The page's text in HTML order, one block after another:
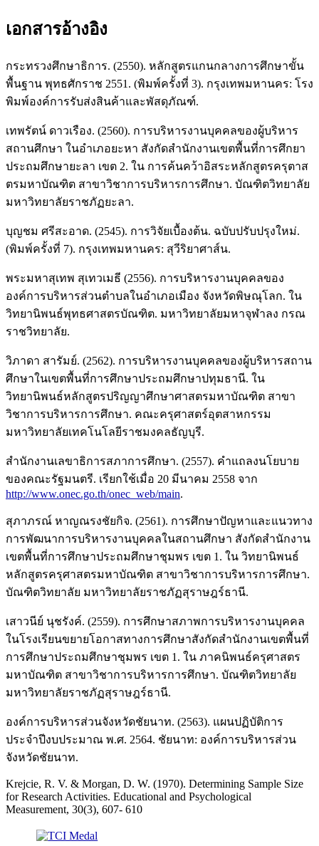
เอกสารอ้างอิง
กระทรวงศึกษาธิการ. (2550). หลักสูตรแกนกลางการศึกษาขั้น
พื้นฐาน พุทธศักราช 2551. (พิมพ์ครั้งที่ 3). กรุงเทพมหานคร: โรง
พิมพ์องค์การรับส่งสินค้าและพัสดุภัณฑ์.
เทพรัตน์ ดาวเรือง. (2560). การบริหารงานบุคคลของผู้บริหาร
สถานศึกษา ในอําเภอยะหา สังกัดสำนักงานเขตพื้นที่การศึกยา
ประถมศึกษายะลา เขต 2. ใน การค้นคว้าอิสระหลักสูตรครุตาส
ตรมหาบัณฑิต สาขาวิชาการบริหารการศึกษา. บัณฑิตวิทยาลัย
มหาวิทยาลัยราชภัฏยะลา.
บุญชม ศรีสะอาด. (2545). การวิจัยเบื้องต้น. ฉบับปรับปรุงใหม่.
(พิมพ์ครั้งที่ 7). กรุงเทพมหานคร: สุวีริยาศาส์น.
พระมหาสุเทพ สุเทวเมธี (2556). การบริหารงานบุคคลของ
องค์การบริหารส่วนตําบลในอําเภอเมือง จังหวัดพิษณุโลก. ใน
วิทยานิพนธ์พุทธศาสตรบัณฑิต. มหาวิทยาลัยมหาจุฬาลง กรณ
ราชวิทยาลัย.
วิภาดา สารัมย์. (2562). การบริหารงานบุคคลของผู้บริหารสถาน
ศึกษาในเขตพื้นที่การศึกษาประถมศึกษาปทุมธานี. ใน
วิทยานิพนธ์หลักสูตรปริญญาศึกษาศาสตรมหาบัณฑิต สาขา
วิชาการบริหารการศึกษา. คณะครุศาสตร์อุตสาหกรรม
มหาวิทยาลัยเทคโนโลยีราชมงคลธัญบุรี.
สำนักงานเลขาธิการสภาการศึกษา. (2557). คําแถลงนโยบาย
ของคณะรัฐมนตรี. เรียกใช้เมื่อ 20 มีนาคม 2558 จาก
http://www.onec.go.th/onec_web/main.
สุภาภรณ์ หาญณรงชัยกิจ. (2561). การศึกษาปัญหาและแนวทาง
การพัฒนาการบริหารงานบุคคลในสถานศึกษา สังกัดสำนักงาน
เขตพื้นที่การศึกษาประถมศึกษาชุมพร เขต 1. ใน วิทยานิพนธ์
หลักสูตรครุศาสตรมหาบัณฑิต สาขาวิชาการบริหารการศึกษา.
บัณฑิตวิทยาลัย มหาวิทยาลัยราชภัฏสุราษฎร์ธานี.
เสาวนีย์ นุชรังค์. (2559). การศึกษาสภาพการบริหารงานบุคคล
ในโรงเรียนขยายโอกาสทางการศึกษาสังกัดสำนักงานเขตพื้นที่
การศึกษาประถมศึกษาชุมพร เขต 1. ใน ภาคนิพนธ์ครุศาสตร
มหาบัณฑิต สาขาวิชาการบริหารการศึกษา. บัณฑิตวิทยาลัย
มหาวิทยาลัยราชภัฏสุราษฎร์ธานี.
องค์การบริหารส่วนจังหวัดชัยนาท. (2563). แผนปฏิบัติการ
ประจำปีงบประมาณ พ.ศ. 2564. ชัยนาท: องค์การบริหารส่วน
จังหวัดชัยนาท.
Krejcie, R. V. & Morgan, D. W. (1970). Determining Sample Size
for Research Activities. Educational and Psychological
Measurement, 30(3), 607- 610